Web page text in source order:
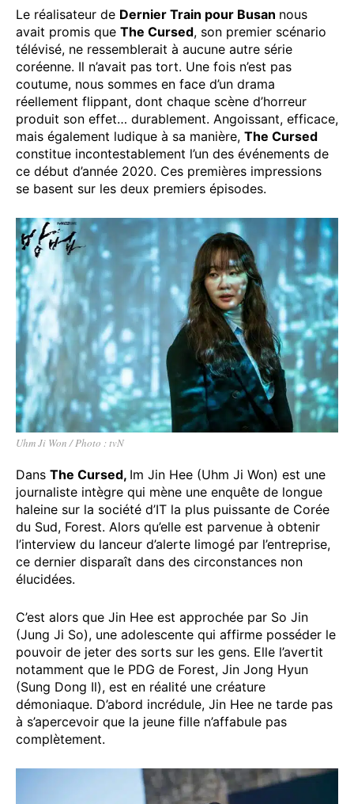
Le réalisateur de Dernier Train pour Busan nous
avait promis que The Cursed, son premier scénario
télévisé, ne ressemblerait à aucune autre série
coréenne. Il n’avait pas tort. Une fois n’est pas
coutume, nous sommes en face d’un drama
réellement flippant, dont chaque scène d’horreur
produit son effet… durablement. Angoissant, efficace,
mais également ludique à sa manière, The Cursed
constitue incontestablement l’un des événements de
ce début d’année 2020. Ces premières impressions
se basent sur les deux premiers épisodes.
Uhm Ji Won / Photo : tvN
Dans The Cursed, Im Jin Hee (Uhm Ji Won) est une
journaliste intègre qui mène une enquête de longue
haleine sur la société d’IT la plus puissante de Corée
du Sud, Forest. Alors qu’elle est parvenue à obtenir
l’interview du lanceur d’alerte limogé par l’entreprise,
ce dernier disparaît dans des circonstances non
élucidées.
C’est alors que Jin Hee est approchée par So Jin
(Jung Ji So), une adolescente qui affirme posséder le
pouvoir de jeter des sorts sur les gens. Elle l’avertit
notamment que le PDG de Forest, Jin Jong Hyun
(Sung Dong Il), est en réalité une créature
démoniaque. D’abord incrédule, Jin Hee ne tarde pas
à s’apercevoir que la jeune fille n’affabule pas
complètement.